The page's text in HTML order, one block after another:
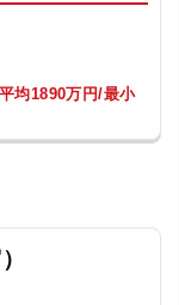
均1890万円/最小